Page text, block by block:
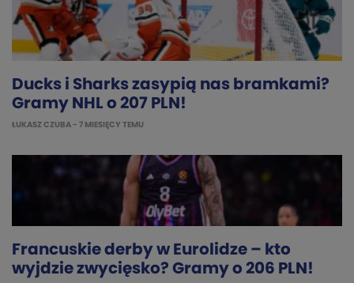
Ducks i Sharks zasypią nas bramkami?
Gramy NHL o 207 PLN!
ŁUKASZ CZUBA - 7 MIESIĘCY TEMU
Francuskie derby w Eurolidze – kto
wyjdzie zwycięsko? Gramy o 206 PLN!